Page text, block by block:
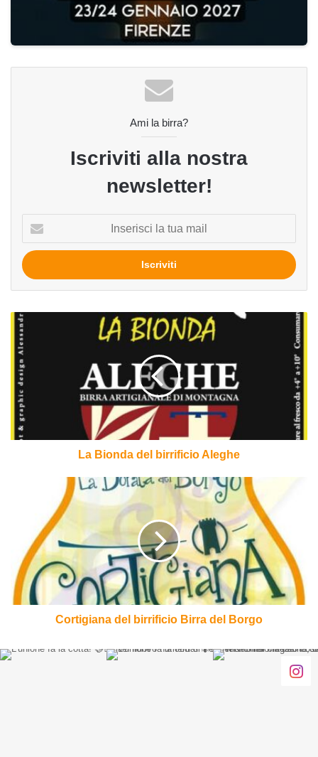
Ami la birra?
Iscriviti alla nostra
newsletter!
tua
mail
La
Bionda
del
birrificio
Aleghe
La Bionda del birrificio Aleghe
Borgo
Cortigiana del birrificio Birra del Borgo